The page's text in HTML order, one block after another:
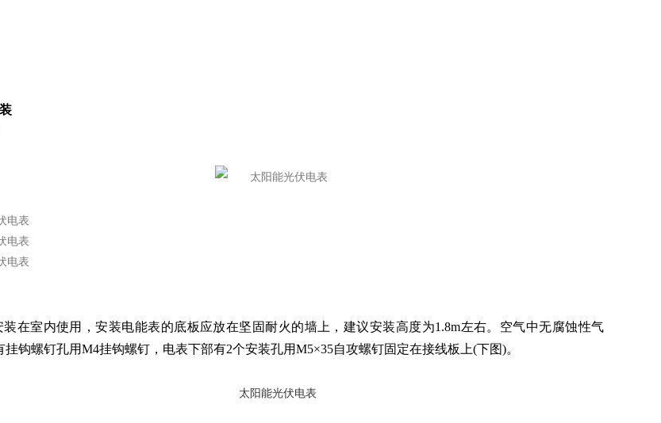
装在室内使用，安装电能表的底板应放在坚固耐火的墙上，建议安装高度为1.8m左右。空气中无腐蚀性气
挂钩螺钉孔用M4挂钩螺钉，电表下部有2个安装孔用M5×35自攻螺钉固定在接线板上(下图)。